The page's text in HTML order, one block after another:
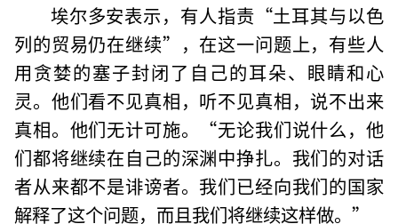
埃尔多安表示，有人指责“土耳其与以色
列的贸易仍在继续”，在这一问题上，有些人
用贪婪的塞子封闭了自己的耳朵、眼睛和心
灵。他们看不见真相，听不见真相，说不出来
真相。他们无计可施。“无论我们说什么，他
们都将继续在自己的深渊中挣扎。我们的对话
者从来都不是诽谤者。我们已经向我们的国家
解释了这个问题，而且我们将继续这样做。”